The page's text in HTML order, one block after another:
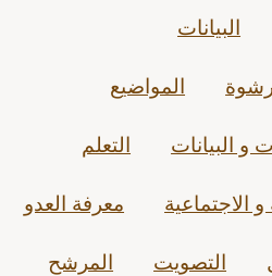
البيانات
المواضيع
و البيانات التعلم
الاجتماعية معرفة العدو
التصويت المرشح